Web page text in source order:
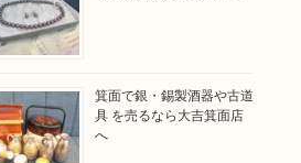
箕面で銀・錫製酒器や古道
具 を売るなら大吉箕面店
へ